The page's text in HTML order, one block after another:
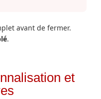
avant de fermer.
.
et